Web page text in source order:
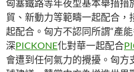
匈塞鐵路等年夜型基本舉措措
貿、新動力等範疇一起配合
起配合。匈方不認同所謂“產
深PICKONE化對華一起配合
會遭到任何氣力的攪擾。匈方